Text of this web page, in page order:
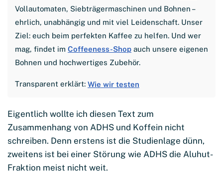
Vollautomaten, Siebträgermaschinen und Bohnen –
ehrlich, unabhängig und mit viel Leidenschaft. Unser
Ziel: euch beim perfekten Kaffee zu helfen. Und wer
mag, findet im Coffeeness-Shop auch unsere eigenen
Bohnen und hochwertiges Zubehör.
Transparent erklärt: Wie wir testen
Eigentlich wollte ich diesen Text zum
Zusammenhang von ADHS und Koffein nicht
schreiben. Denn erstens ist die Studienlage dünn,
zweitens ist bei einer Störung wie ADHS die Aluhut-
Fraktion meist nicht weit.